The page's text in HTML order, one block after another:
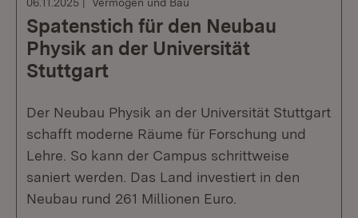
Spatenstich für den Neubau
Physik an der Universität
Stuttgart
Der Neubau Physik an der Universität Stuttgart
schafft moderne Räume für Forschung und
Lehre. So kann der Campus schrittweise
saniert werden. Das Land investiert in den
Neubau rund 261 Millionen Euro.